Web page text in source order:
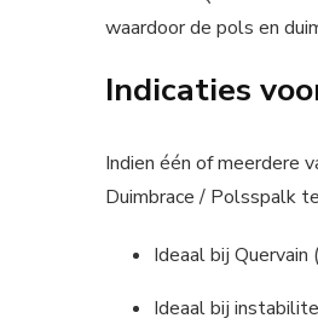
waardoor de pols en
Indicaties
Indien één of meerdere
Duimbrace / Polsspalk
Ideaal bij
Ideaal bij